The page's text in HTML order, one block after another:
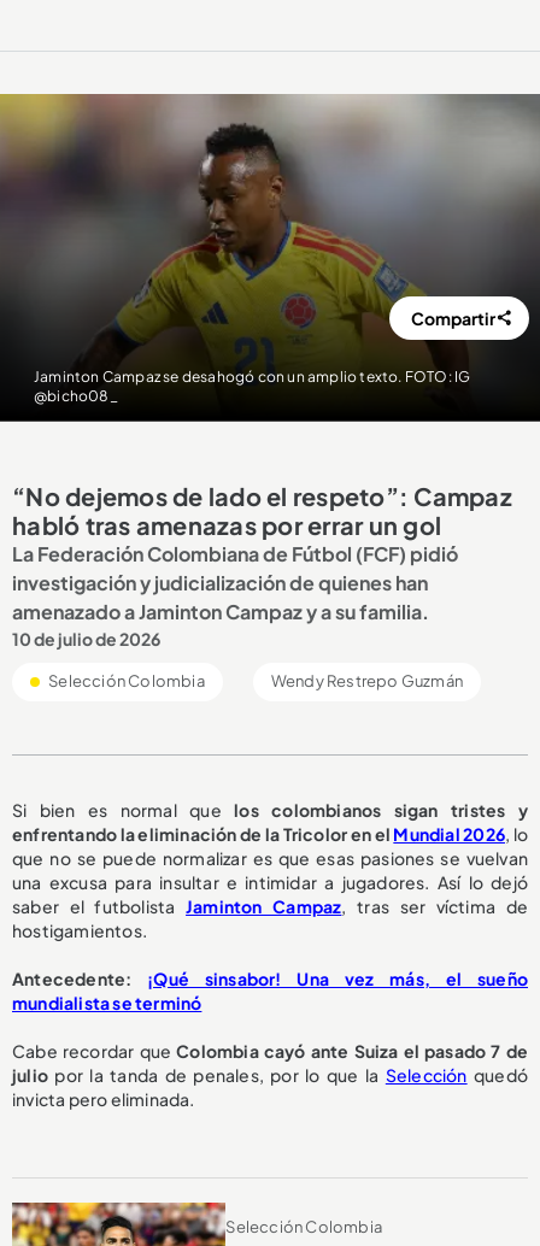
Jaminton Campaz se desahogó con un amplio texto. FOTO: IG
@bicho08_
Compartir
“No dejemos de lado el respeto”: Campaz
habló tras amenazas por errar un gol
La Federación Colombiana de Fútbol (FCF) pidió
investigación y judicialización de quienes han
amenazado a Jaminton Campaz y a su familia.
10 de julio de 2026
Selección Colombia Wendy Restrepo Guzmán
Si bien es normal que los colombianos sigan tristes y
enfrentando la eliminación de la Tricolor en el Mundial 2026, lo
que no se puede normalizar es que esas pasiones se vuelvan
una excusa para insultar e intimidar a jugadores. Así lo dejó
saber el futbolista
Jaminton Campaz , tras ser víctima de
hostigamientos.
Antecedente: ¡Qué sinsabor! Una vez más, el sueño
mundialista se terminó
Cabe recordar que Colombia cayó ante Suiza el pasado 7 de
julio por la tanda de penales, por lo que la Selección quedó
invicta pero eliminada.
Selección Colombia